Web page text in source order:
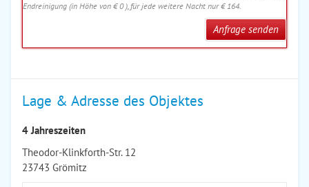
Endreinigung (in Höhe von € 0 ), für jede weitere Nacht nur € 164.
Anfrage senden
Lage & Adresse des Objektes
4 Jahreszeiten
Theodor-Klinkforth-Str. 12
23743 Grömitz